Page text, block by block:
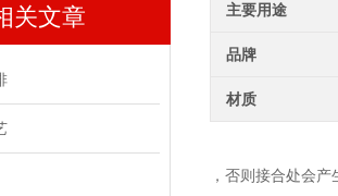
关文章 主要用途
品牌
材质
，否则接合处会